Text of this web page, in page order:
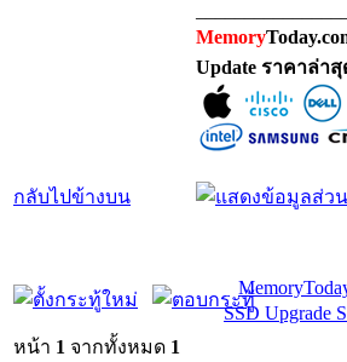
Memory
Update ราคาล่า
กลับไปข้างบน
SSD Upgrade
หน้า 1 จากทั้งหมด 1